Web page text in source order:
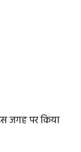
जगह पर किया